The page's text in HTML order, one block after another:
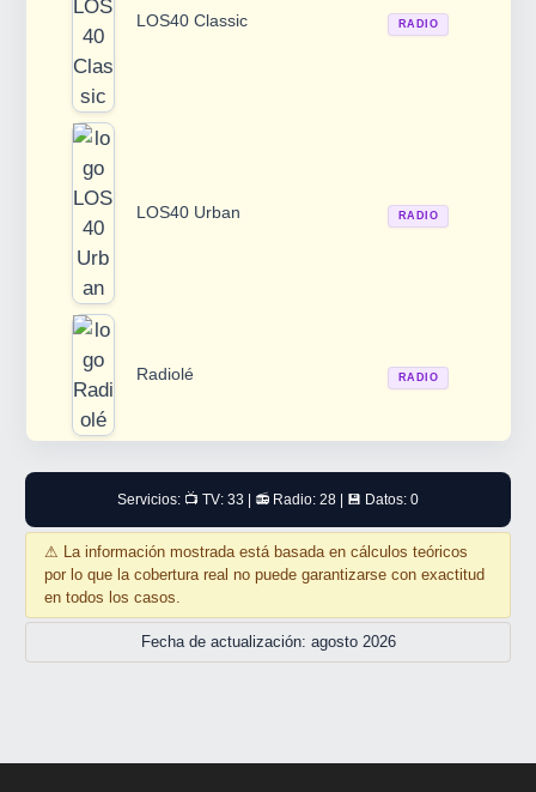
LOS40 Classic RADIO
LOS40 Urban RADIO
Radiolé RADIO
Servicios: 📺 TV: 33 | 📻 Radio: 28 | 💾 Datos: 0
⚠ La información mostrada está basada en cálculos teóricos
por lo que la cobertura real no puede garantizarse con exactitud
en todos los casos.
Fecha de actualización: agosto 2026